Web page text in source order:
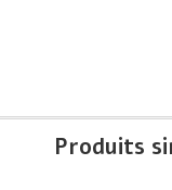
Produits